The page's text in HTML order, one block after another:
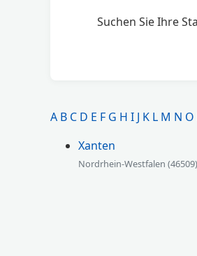
Suchen Sie Ihre
A B C D E F G H I J K L M N O
Xanten
Nordrhein-Westfalen (46509)